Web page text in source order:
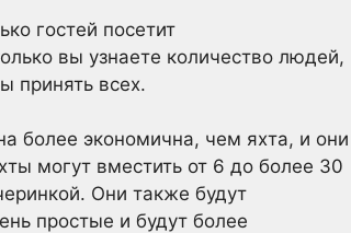
гостей посетит
вы узнаете количество людей,
принять всех.
более экономична, чем яхта, и они
могут вместить от 6 до более 30
Они также будут
простые и будут более